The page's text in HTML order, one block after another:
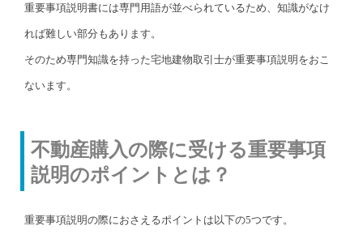
重要事項説明書には専門用語が並べられているため、知識がなけ
れば難しい部分もあります。
そのため専門知識を持った宅地建物取引士が重要事項説明をおこ
ないます。
不動産購入の際に受ける重要事項
説明のポイントとは？
重要事項説明の際におさえるポイントは以下の5つです。